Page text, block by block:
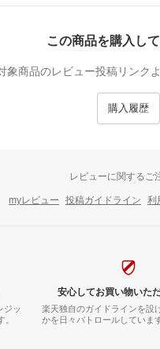
この商品を購入し
象商品のレビュー投稿リンク
購入履歴
レビューに関するご
myレビュー 投稿ガイドライン 利
ジッ
安心してお買い物いた
楽天独自のガイドラインを設
かを日々パトロールしていま